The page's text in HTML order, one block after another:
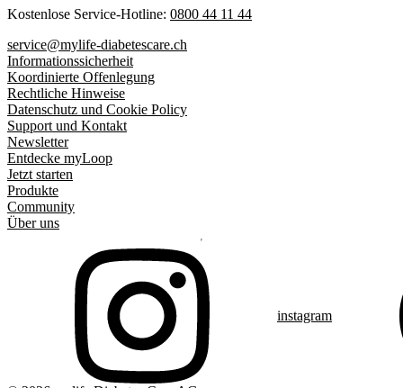
Kostenlose Service-Hotline: 0800 44 11 44
service@mylife-diabetescare.ch
Informationssicherheit
Koordinierte Offenlegung
Rechtliche Hinweise
Datenschutz und Cookie Policy
Support und Kontakt
Newsletter
Entdecke myLoop
Jetzt starten
Produkte
Community
Über uns
instagram